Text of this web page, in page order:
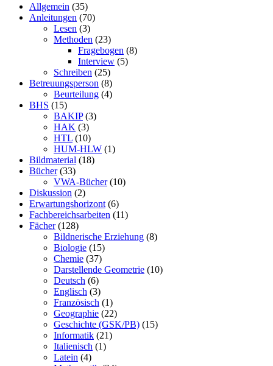
Allgemein (35)
Anleitungen (70)
Lesen (3)
Methoden (23)
Fragebogen (8)
Interview (5)
Schreiben (25)
Betreuungsperson (8)
Beurteilung (4)
BHS (15)
BAKIP(3)
HAK (3)
HTL (10)
HUM-HLW (1)
Bildmaterial (18)
Bücher(33)
VWA-Bücher(10)
Diskussion (2)
Erwartungshorizont (6)
Fachbereichsarbeiten (11)
Fächer(128)
Bildnerische Erziehung (8)
Biologie (15)
Chemie (37)
Darstellende Geometrie (10)
Deutsch (6)
Englisch (3)
Französisch (1)
Geographie (22)
Geschichte (GSK/PB) (15)
Informatik (21)
Italienisch (1)
Latein (4)